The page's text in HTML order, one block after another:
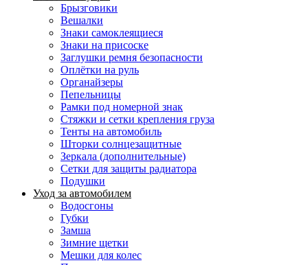
Брызговики
Вешалки
Знаки самоклеящиеся
Знаки на присоске
Заглушки ремня безопасности
Оплётки на руль
Органайзеры
Пепельницы
Рамки под номерной знак
Стяжки и сетки крепления груза
Тенты на автомобиль
Шторки солнцезащитные
Зеркала (дополнительные)
Сетки для защиты радиатора
Подушки
Уход за автомобилем
Водосгоны
Губки
Замша
Зимние щетки
Мешки для колес